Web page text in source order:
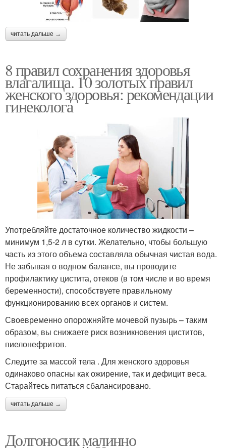
читать дальше →
8 правил сохранения здоровья
влагалища. 10 золотых правил
женского здоровья: рекомендации
гинеколога
Употребляйте достаточное количество жидкости –
минимум 1,5-2 л в сутки. Желательно, чтобы большую
часть из этого объема составляла обычная чистая вода.
Не забывая о водном балансе, вы проводите
профилактику цистита, отеков (в том числе и во время
беременности), способствуете правильному
функционированию всех органов и систем.
Своевременно опорожняйте мочевой пузырь – таким
образом, вы снижаете риск возникновения циститов,
пиелонефритов.
Следите за массой тела . Для женского здоровья
одинаково опасны как ожирение, так и дефицит веса.
Старайтесь питаться сбалансировано.
читать дальше →
Долгоносик малинно